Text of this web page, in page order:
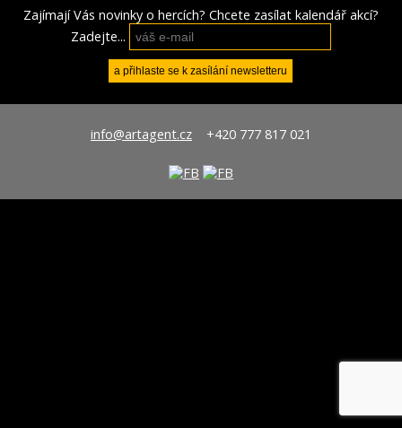
Zajímají Vás novinky o hercích? Chcete zasílat kalendář akcí?
Zadejte...
info@artagent.cz+420 777 817 021